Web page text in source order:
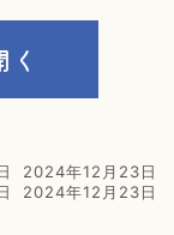
2024年12月23日
2024年12月23日